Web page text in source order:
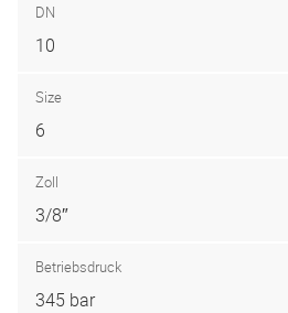
DN
10
Size
6
Zoll
3/8″
Betriebsdruck
345 bar